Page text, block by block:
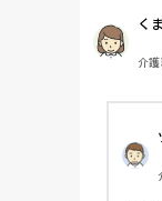
くま
介